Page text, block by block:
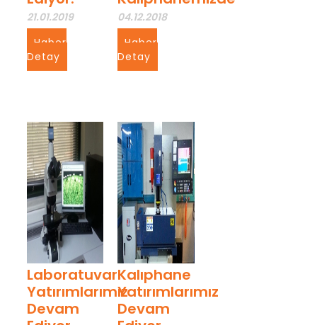
21.01.2019
Haber
Detay
04.12.2018
Haber
Detay
Laboratuvar
Yatırımlarımız
Devam
Kalıphane
Yatırımlarımız
Devam